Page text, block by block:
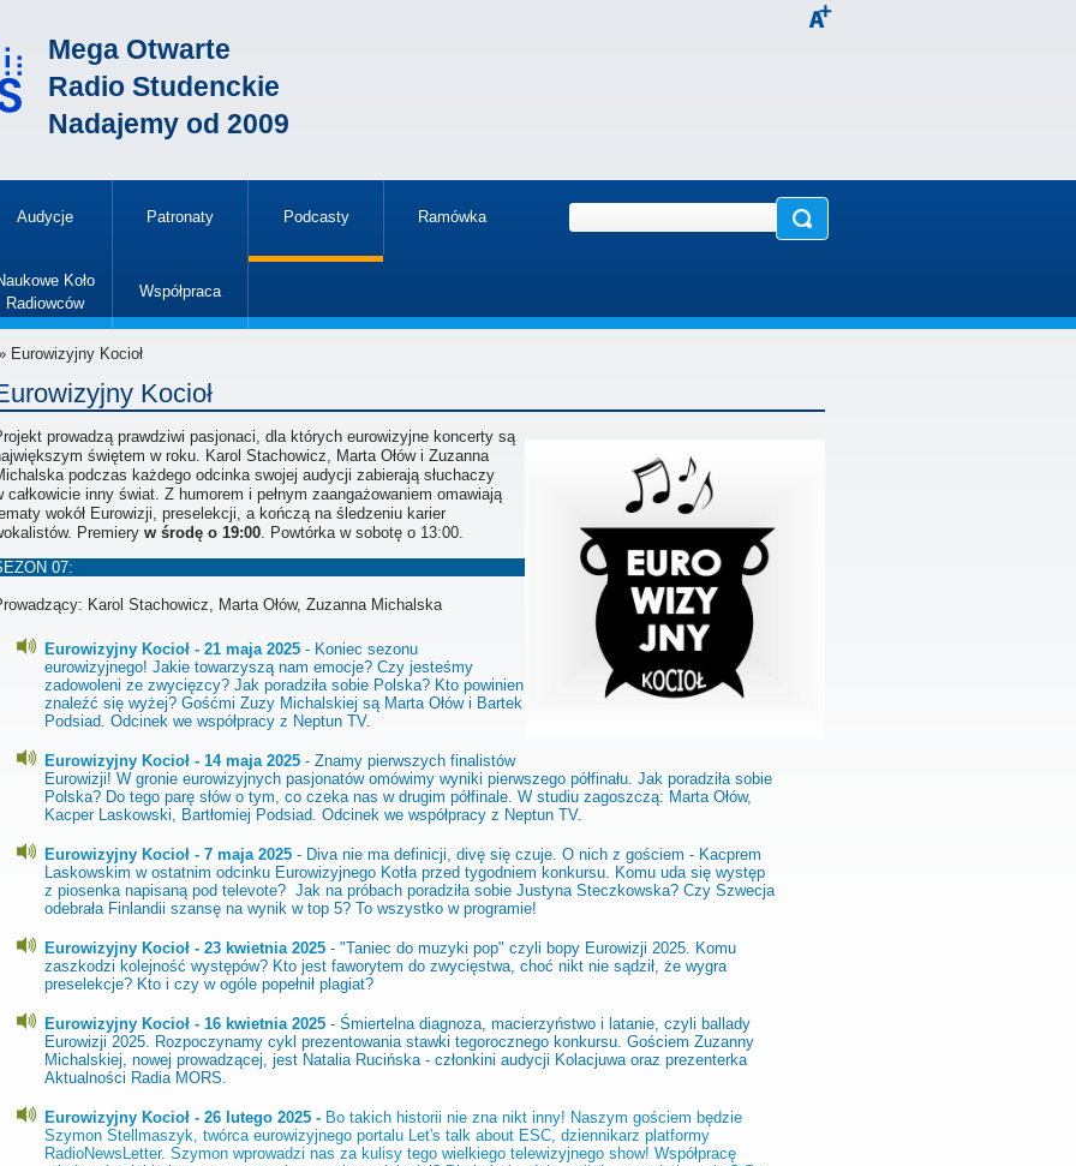
Mega Otwarte
Radio Studenckie
Nadajemy od 2009
Audycje Patronaty Podcasty
»
Ramówka
Koło
Radiowców
Współpraca
Eurowizyjny Kocioł
Kocioł
prowadzą prawdziwi pasjonaci, dla których eurowizyjne koncerty są
świętem w roku. Karol Stachowicz, Marta Ołów i Zuzanna
podczas każdego odcinka swojej audycji zabierają słuchaczy
całkowicie inny świat. Z humorem i pełnym zaangażowaniem omawiają
wokół Eurowizji, preselekcji, a kończą na śledzeniu karier
Premiery w środę o 19:00. Powtórka w sobotę o 13:00.
07:
Karol Stachowicz, Marta Ołów, Zuzanna Michalska
Eurowizyjny Kocioł - 21 maja 2025 - Koniec sezonu
eurowizyjnego! Jakie towarzyszą nam emocje? Czy jesteśmy
zadowoleni ze zwycięzcy? Jak poradziła sobie Polska? Kto powinien
znaleźć się wyżej? Gośćmi Zuzy Michalskiej są Marta Ołów i Bartek
Podsiad. Odcinek we współpracy z Neptun TV.
Eurowizyjny Kocioł - 14 maja 2025 - Znamy pierwszych finalistów
Eurowizji! W gronie eurowizyjnych pasjonatów omówimy wyniki pierwszego półfinału. Jak poradziła sobie
Polska? Do tego parę słów o tym, co czeka nas w drugim półfinale. W studiu zagoszczą: Marta Ołów,
Kacper Laskowski, Bartłomiej Podsiad. Odcinek we współpracy z Neptun TV.
Eurowizyjny Kocioł - 7 maja 2025 - Diva nie ma definicji, divę się czuje. O nich z gościem - Kacprem
Laskowskim w ostatnim odcinku Eurowizyjnego Kotła przed tygodniem konkursu. Komu uda się występ
z piosenka napisaną pod televote? Jak na próbach poradziła sobie Justyna Steczkowska? Czy Szwecja
odebrała Finlandii szansę na wynik w top 5? To wszystko w programie!
Eurowizyjny Kocioł - 23 kwietnia 2025 - "Taniec do muzyki pop" czyli bopy Eurowizji 2025. Komu
zaszkodzi kolejność występów? Kto jest faworytem do zwycięstwa, choć nikt nie sądził, że wygra
preselekcje? Kto i czy w ogóle popełnił plagiat?
Eurowizyjny Kocioł - 16 kwietnia 2025 - Śmiertelna diagnoza, macierzyństwo i latanie, czyli ballady
Eurowizji 2025. Rozpoczynamy cykl prezentowania stawki tegorocznego konkursu. Gościem Zuzanny
Michalskiej, nowej prowadzącej, jest Natalia Rucińska - członkini audycji Kolacjuwa oraz prezenterka
Aktualności Radia MORS.
Eurowizyjny Kocioł - 26 lutego 2025 - Bo takich historii nie zna nikt inny! Naszym gościem będzie
Szymon Stellmaszyk, twórca eurowizyjnego portalu Let's talk about ESC, dziennikarz platformy
RadioNewsLetter. Szymon wprowadzi nas za kulisy tego wielkiego telewizyjnego show! Współpracę